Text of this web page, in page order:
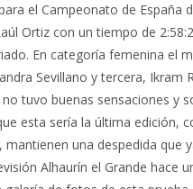
el Campeonato de España
Ortiz con un tiempo de
En categoría femenina el
Sevillano y tercera, Ikram
no tuvo buenas sensaciones y
esta sería la última edición,
una despedida que
Alhaurín el Grande hace